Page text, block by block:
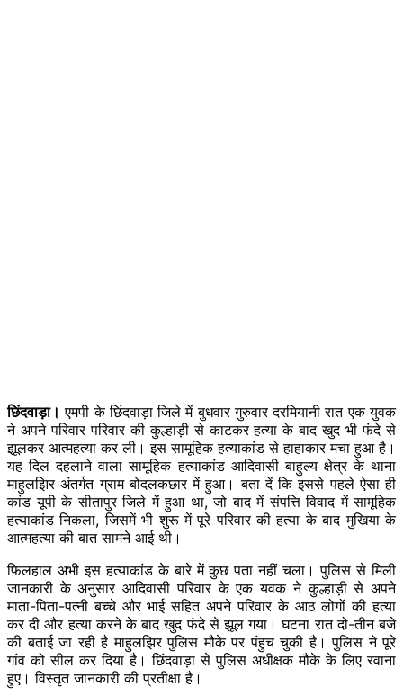
​छिंदवाड़ा। एमपी के छिंदवाड़ा जिले में बुधवार गुरुवार दरमियानी रात एक युवक
ने अपने परिवार परिवार की कुल्हाड़ी से काटकर हत्या के बाद खुद भी फंदे से
झूलकर आत्महत्या कर ली। इस सामूहिक हत्याकांड से हाहाकार मचा हुआ है।
यह दिल दहलाने वाला सामूहिक हत्याकांड आदिवासी बाहुल्य क्षेत्र के थाना
माहुलझिर अंतर्गत ग्राम बोदलकछार में हुआ। बता दें कि इससे पहले ऐसा ही
कांड यूपी के सीतापुर जिले में हुआ था, जो बाद में संपत्ति विवाद में सामूहिक
हत्याकांड निकला, जिसमें भी शुरू में पूरे परिवार की हत्या के बाद मुखिया के
आत्महत्या की बात सामने आई थी।
फि​लहाल अभी इस हत्याकांड के बारे में कुछ पता नहीं चला। पुलिस से मिली
जानकारी के अनुसार आदिवासी परिवार के एक यवक ने कुल्हाड़ी से अपने
माता-पिता-पत्नी बच्चे और भाई सहित अपने परिवार के आठ लोगों की हत्या
कर दी और हत्या करने के बाद खुद फंदे से झूल गया। घटना रात दो-तीन बजे
की बताई जा रही है माहुलझिर पुलिस मौके पर पंहुच चुकी है। पुलिस ने पूरे
गांव को सील कर दिया है। छिंदवाड़ा से पुलिस अधीक्षक मौके के लिए रवाना
हुए। विस्तृत जानकारी की प्रतीक्षा है।